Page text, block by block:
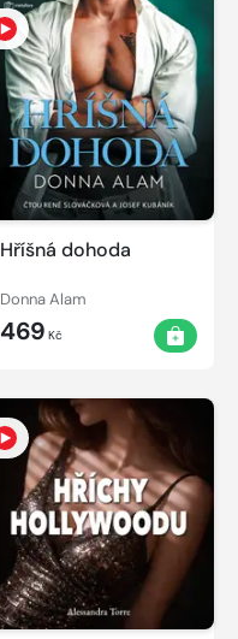
Hříšná dohoda
Donna Alam
469 Kč